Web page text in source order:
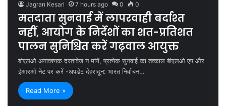
Jagran Kesari 7 hours ago 0 0
मतदाता सुनवाई में लापरवाही बर्दाश्त
नहीं, आयोग के निर्देशों का शत-प्रतिशत
पालन सुनिश्चित करें गढ़वाल आयुक्त
बीएलओ अनावश्यक दस्तावेज न मांगें, प्रत्येक सुनवाई का तत्काल बीएलओ एप और
ईआरओ नेट पर करें -अपडेट देहरादून: भारत निर्वाचन…
Read More »